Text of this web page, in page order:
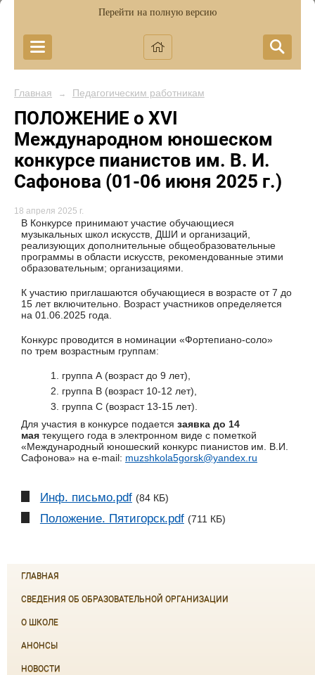
Перейти на полную версию
Главная → Педагогическим работникам
ПОЛОЖЕНИЕ о XVI
Международном юношеском
конкурсе пианистов им. В. И.
Сафонова (01-06 июня 2025 г.)
18 апреля 2025 г.
В Конкурсе принимают участие обучающиеся
музыкальных школ искусств, ДШИ и организаций,
реализующих дополнительные общеобразовательные
программы в области искусств, рекомендованные этими
образовательным; организациями.
К участию приглашаются обучающиеся в возрасте от 7 до
15 лет включительно. Возраст участников определяется
на 01.06.2025 года.
Конкурс проводится в номинации «Фортепиано-соло»
по трем возрастным группам:
группа А (возраст до 9 лет),
группа В (возраст 10-12 лет),
группа С (возраст 13-15 лет).
Для участия в конкурсе подается заявка до 14
мая текущего года в электронном виде с пометкой
«Международный юношеский конкурс пианистов им. В.И.
Сафонова» на e-mail: muzshkola5gorsk@yandex.ru
Инф. письмо.pdf (84 КБ)
Положение. Пятигорск.pdf (711 КБ)
ГЛАВНАЯ
СВЕДЕНИЯ ОБ ОБРАЗОВАТЕЛЬНОЙ ОРГАНИЗАЦИИ
О ШКОЛЕ
АНОНСЫ
НОВОСТИ